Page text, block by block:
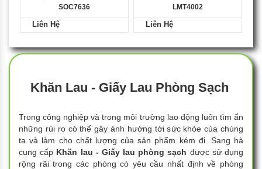
SOC7636
Liên Hệ
LMT4002
Liên Hệ
Khăn Lau - Giấy Lau Phòng Sạch
Trong công nghiệp và trong môi trường lao động luôn tìm ẩn
những rủi ro có thể gây ảnh hướng tới sức khỏe của chúng
ta và làm cho chất lượng của sản phẩm kém đi. Sang hà
cung cấp Khăn lau - Giấy lau phòng sạch được sử dụng
rộng rãi trong các phòng có yêu cầu nhất định về phòng